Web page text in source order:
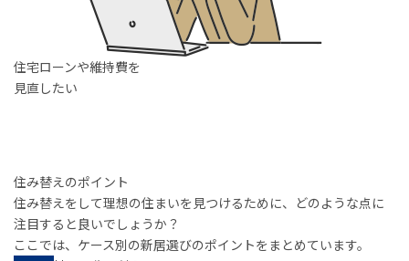
住宅ローンや維持費を
見直したい
住み替えのポイント
住み替えをして理想の住まいを見つけるために、どのような点に
注目すると良いでしょうか？
ここでは、ケース別の新居選びのポイントをまとめています。